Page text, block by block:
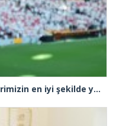
Cumhurbaşkanı Erdoğan: “Gençlerimizin en iyi şekilde yetişmeniz için tüm gücümüzle çalışıyoruz”